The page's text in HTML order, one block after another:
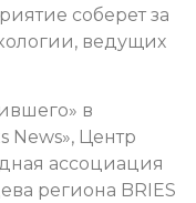
соберет за
ведущих
в
News», Центр
ассоциация
региона BRIES